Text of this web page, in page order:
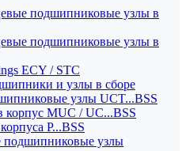
подшипниковые узлы в
подшипниковые узлы в
ECY / STC
и узлы в сборе
узлы UCT...BSS
MUC / UC...BSS
P...BSS
узлы